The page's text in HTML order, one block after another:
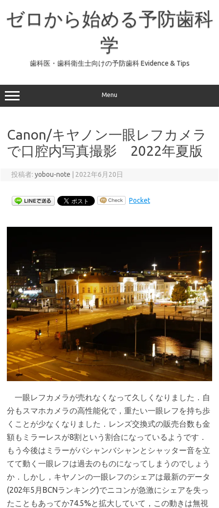
ゼロから始める予防歯科
学
歯科医・歯科衛生士向けの予防歯科 Evidence & Tips
Menu
Canon/キヤノン一眼レフカメラ
で口腔内写真撮影 2022年夏版
投稿者: yobou-note 2022年6月20日
Pocket
一眼レフカメラが売れなくなって久しくなりました．自
分もスマホカメラの高性能化で，重たい一眼レフを持ち歩
くことが少なくなりました．レンズ交換式の販売台数も金
額もミラーレスが8割という割合になっているようです．
もう今後はミラーがバシャンバシャンとシャッター音を立
てて動く一眼レフは過去のものになってしまうのでしょう
か．しかし，キヤノンの一眼レフのシェアは最新のデータ
(202年5月BCNランキング)でニコンが急激にシェアを失っ
たこともあってか74.5%と拡大していて，この動きは無視